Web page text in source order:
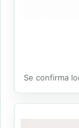
Se confirma